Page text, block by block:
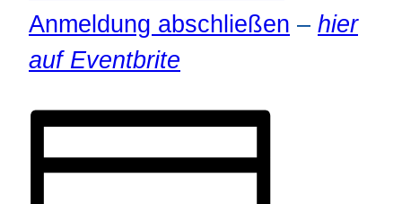
Anmeldung abschließen – hier
auf Eventbrite